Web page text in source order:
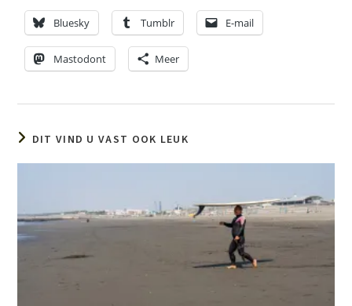
Bluesky Tumblr E-mail
Mastodont Meer
DIT VIND U VAST OOK LEUK